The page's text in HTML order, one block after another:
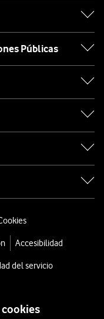
Públicas
Accesibilidad
del servicio
cookies